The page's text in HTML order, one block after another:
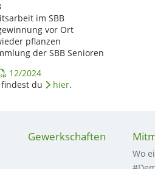
im SBB
vor Ort
pflanzen
der SBB Senioren
12/2024
du
hier.
Gewerkschaften
Wo